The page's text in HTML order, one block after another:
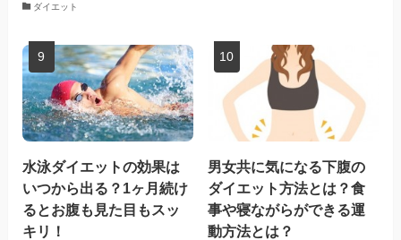
ダイエット
水泳ダイエットの効果は
いつから出る？1ヶ月続け
るとお腹も見た目もスッ
キリ！
男女共に気になる下腹の
ダイエット方法とは？食
事や寝ながらができる運
動方法とは？